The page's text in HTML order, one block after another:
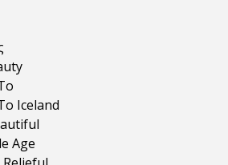
Iceland
Age